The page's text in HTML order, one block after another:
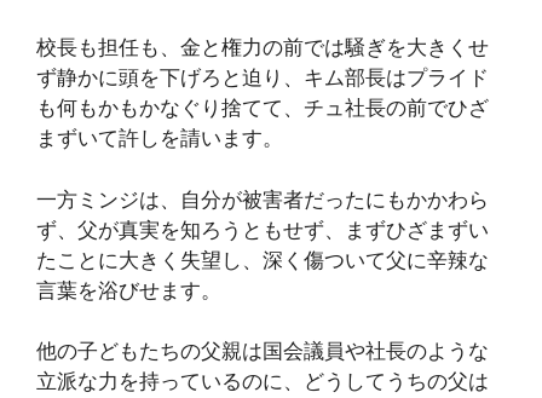
校長も担任も、金と権力の前では騒ぎを大きくせ
ず静かに頭を下げろと迫り、キム部長はプライド
も何もかもかなぐり捨てて、チュ社長の前でひざ
まずいて許しを請います。
一方ミンジは、自分が被害者だったにもかかわら
ず、父が真実を知ろうともせず、まずひざまずい
たことに大きく失望し、深く傷ついて父に辛辣な
言葉を浴びせます。
他の子どもたちの父親は国会議員や社長のような
立派な力を持っているのに、どうしてうちの父は